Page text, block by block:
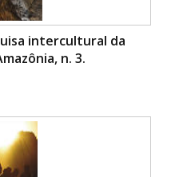
intercultural da
n. 3.